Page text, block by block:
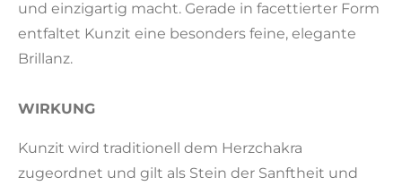
und einzigartig macht. Gerade in facettierter Form
entfaltet Kunzit eine besonders feine, elegante
Brillanz.
WIRKUNG
Kunzit wird traditionell dem Herzchakra
zugeordnet und gilt als Stein der Sanftheit und